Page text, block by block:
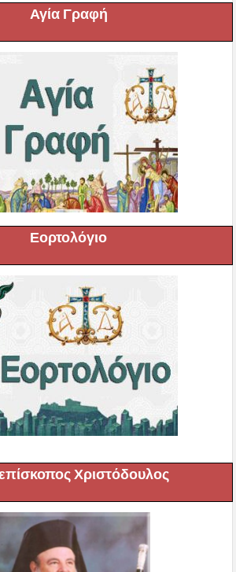
Αγία Γραφή
Εορτολόγιο
Χριστόδουλος